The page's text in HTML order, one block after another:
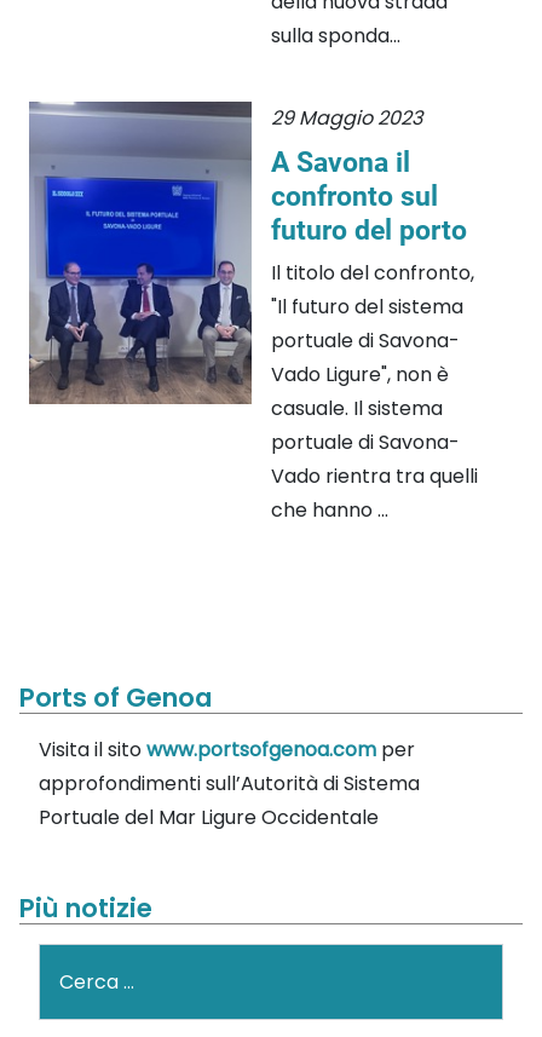
sulla sponda...
29 Maggio 2023
A Savona il
confronto sul
futuro del porto
Il titolo del confronto,
"Il futuro del sistema
portuale di Savona-
Vado Ligure", non è
casuale. Il sistema
portuale di Savona-
Vado rientra tra quelli
che hanno ...
Ports of Genoa
Visita il sitowww.portsofgenoa.com per
approfondimenti sull’Autorità di Sistema
Portuale del Mar Ligure Occidentale
Più notizie